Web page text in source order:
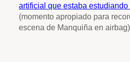
artificial que estaba estudiando
(momento apropiado para
escena de Manquiña en